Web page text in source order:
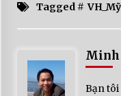
Tagged # VH_Mỹ
Minh
Bạn tôi